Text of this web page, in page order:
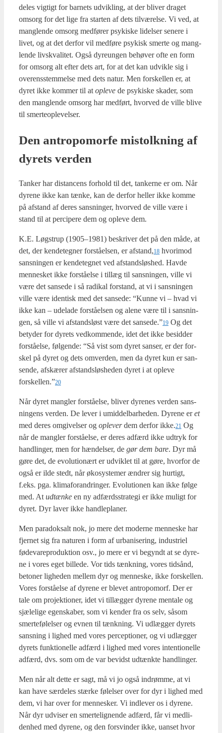
de­les vig­tigt for bar­nets udvik­ling, at der bli­ver dra­get
omsorg for det lige fra star­ten af dets til­væ­rel­se. Vi ved, at
mang­len­de omsorg med­fø­rer psy­ki­ske lidel­ser sene­re i
livet, og at det der­for vil med­fø­re psy­kisk smer­te og mang­
len­de livskva­li­tet. Også dyre­un­gen behø­ver ofte en form
for omsorg alt efter dets art, for at det kan udvik­le sig i
over­ens­stem­mel­se med dets natur. Men for­skel­len er, at
dyret ikke kom­mer til at ople­ve de psy­ki­ske ska­der, som
den mang­len­de omsorg har med­ført, hvor­ved de vil­le bli­ve
til smer­te­o­p­le­vel­ser.
Den antro­po­mor­fe mistolk­ning af
dyrets ver­den
Tan­ker har distan­cens for­hold til det, tan­ker­ne er om. Når
dyre­ne ikke kan tæn­ke, kan de der­for hel­ler ikke kom­me
på afstand af deres sans­nin­ger, hvor­ved de vil­le være i
stand til at perci­pe­re dem og ople­ve dem.
K.E. Løgstrup (1905–1981) beskri­ver det på den måde, at
det, der ken­de­teg­ner for­stå­el­sen, er afstand,18 hvor­i­mod
sans­nin­gen er ken­de­teg­net ved afstands­løs­hed. Hav­de
men­ne­sket ikke for­stå­el­se i til­læg til sans­nin­gen, vil­le vi
være det san­se­de i så radi­kal for­stand, at vi i sans­nin­gen
vil­le være iden­tisk med det san­se­de: “Kun­ne vi – hvad vi
ikke kan – ude­la­de for­stå­el­sen og ale­ne være til i sans­nin­
gen, så vil­le vi afstands­løst være det sansede.”19 Og det
bety­der for dyrets ved­kom­men­de, idet det ikke besid­der
for­stå­el­se, føl­gen­de: “Så vist som dyret san­ser, er der for­
skel på dyret og dets omver­den, men da dyret kun er san­
sen­de, afskæ­rer afstands­løs­he­den dyret i at ople­ve
forskellen.”20
Når dyret mang­ler for­stå­el­se, bli­ver dyre­nes ver­den sans­
nin­gens ver­den. De lever i umid­del­bar­he­den. Dyre­ne eret
med deres omgi­vel­ser og ople­verdem der­for ikke.21 Og
når de mang­ler for­stå­el­se, er deres adfærd ikke udtryk for
handling­er, men for hæn­del­ser, de gør dem bare. Dyr må
gøre det, de evo­lu­tio­nært er udvik­let til at gøre, hvor­for de
også er ilde stedt, når øko­sy­ste­mer ændrer sig hur­tigt,
f.eks. pga. kli­ma­for­an­drin­ger. Evo­lu­tio­nen kan ikke føl­ge
med. At udtæn­ke en ny adfærds­stra­te­gi er ikke muligt for
dyret. Dyr laver ikke hand­le­pla­ner.
Men para­doksalt nok, jo mere det moder­ne men­ne­ske har
fjer­net sig fra natu­ren i form af urba­ni­se­ring, indu­stri­el
føde­va­re­pro­duk­tion osv., jo mere er vi begyndt at se dyre­
ne i vores eget bil­le­de. Vor tids tænk­ning, vores tidsånd,
beto­ner lig­he­den mel­lem dyr og men­ne­ske, ikke for­skel­len.
Vores for­stå­el­se af dyre­ne er ble­vet antro­po­morf. Der er
tale om pro­jek­tio­ner, idet vi til­læg­ger dyre­ne men­tale og
sjæle­li­ge egen­ska­ber, som vi ken­der fra os selv, såsom
smer­te­fø­lel­ser og evnen til tænk­ning. Vi udlæg­ger dyrets
sans­ning i lig­hed med vores per­cep­tio­ner, og vi udlæg­ger
dyrets funk­tio­nel­le adfærd i lig­hed med vores inten­tio­nel­le
adfærd, dvs. som om de var bevidst udtænk­te handling­er.
Men når alt det­te er sagt, må vi jo også indrøm­me, at vi
kan have sær­de­les stær­ke følel­ser over for dyr i lig­hed med
dem, vi har over for men­ne­sker. Vi ind­le­ver os i dyre­ne.
Når dyr udvi­ser en smerte­lig­nen­de adfærd, får vi med­li­
den­hed med dyre­ne, og den for­svin­der ikke, uan­set hvor